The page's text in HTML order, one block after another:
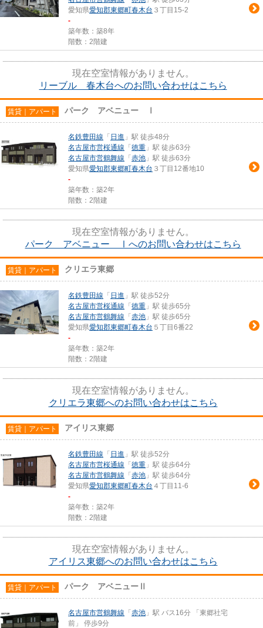
愛知県愛知郡東郷町春木台 ３丁目15-2
-
築年数：築8年
階数：2階建
現在空室情報がありません。
リーブル 春木台へのお問い合わせはこちら
賃貸｜アパート パーク アベニュー Ⅰ
名鉄豊田線 「 日進 」駅 徒歩48分
名古屋市営桜通線 「 徳重 」駅 徒歩63分
名古屋市営鶴舞線 「 赤池 」駅 徒歩63分
愛知県愛知郡東郷町春木台 ３丁目12番地10
-
築年数：築2年
階数：2階建
現在空室情報がありません。
パーク アベニュー Ⅰへのお問い合わせはこちら
賃貸｜アパート クリエラ東郷
名鉄豊田線 「 日進 」駅 徒歩52分
名古屋市営桜通線 「 徳重 」駅 徒歩65分
名古屋市営鶴舞線 「 赤池 」駅 徒歩65分
愛知県愛知郡東郷町春木台 ５丁目6番22
-
築年数：築2年
階数：2階建
現在空室情報がありません。
クリエラ東郷へのお問い合わせはこちら
賃貸｜アパート アイリス東郷
名鉄豊田線 「 日進 」駅 徒歩52分
名古屋市営桜通線 「 徳重 」駅 徒歩64分
名古屋市営鶴舞線 「 赤池 」駅 徒歩64分
愛知県愛知郡東郷町春木台 ４丁目11-6
-
築年数：築2年
階数：2階建
現在空室情報がありません。
アイリス東郷へのお問い合わせはこちら
賃貸｜アパート パーク アベニューⅡ
名古屋市営鶴舞線 「 赤池 」駅 バス16分 「東郷社宅
前」 停歩9分